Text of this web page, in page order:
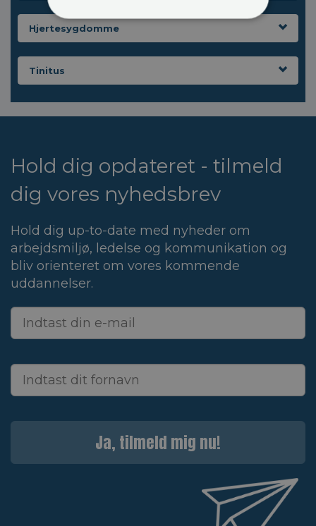
Hjertesygdomme
Tinitus
Hold dig opdateret - tilmeld
dig vores nyhedsbrev
Hold dig up-to-date med nyheder om
arbejdsmiljø, ledelse og kommunikation og
bliv orienteret om vores kommende
uddannelser.
Ja, tilmeld mig nu!